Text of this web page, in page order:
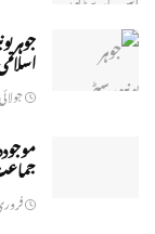
جوہر
جولائی 22, 2026
فروری 28,